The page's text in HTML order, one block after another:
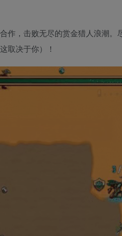
作，击败无尽的赏金猎人浪潮
取决于你）！